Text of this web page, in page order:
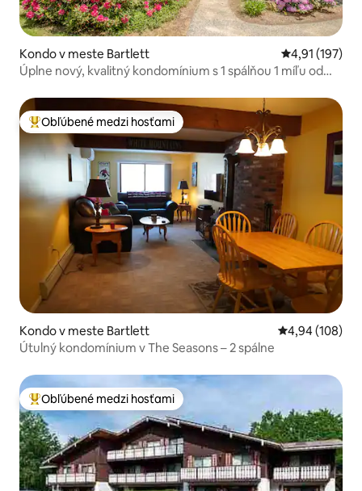
Kondo v meste Bartlett Priemerné
4,91 (197)
Úplne nový, kvalitný kondomínium s 1 spálňou 1 míľu od
Najobľúbenejšie medzi hosťami
Obľúbené medzi hosťami
Kondo v meste Bartlett Priemerné
4,94 (108)
Útulný kondomínium v The Seasons – 2 spálne
Najobľúbenejšie medzi hosťami
Obľúbené medzi hosťami